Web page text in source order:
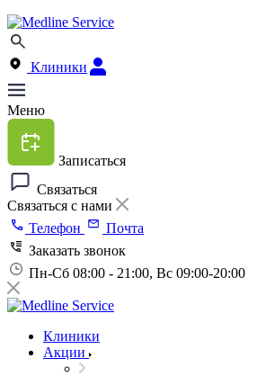
Клиники
Меню
Записаться
Связаться
Связаться с нами
Телефон
Почта
Заказать звонок
Пн-Сб 08:00 - 21:00, Вс 09:00-20:00
Клиники
Акции